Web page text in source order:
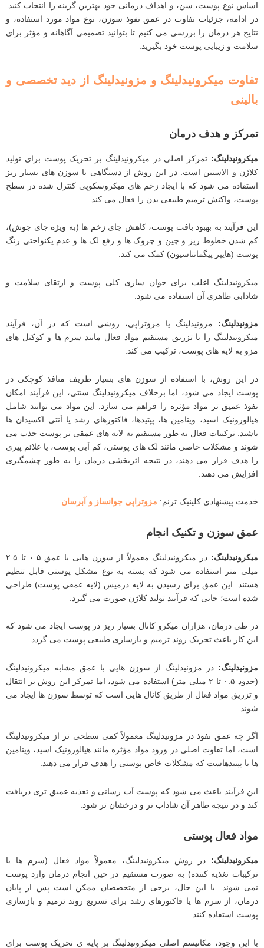
اساس نوع پوست، سن، و اهداف درمانی خود بهترین گزینه را انتخاب کنید.
در ادامه، جزئیات تفاوت در عمق نفوذ سوزن، نوع مواد مورد استفاده، و
نتایج هر درمان را بررسی می ‌کنیم تا بتوانید تصمیمی آگاهانه و مؤثر برای
سلامت و زیبایی پوست خود بگیرید.
تفاوت میکرونیدلینگ و مزونیدلینگ از دید تخصصی و
بالینی
تمرکز و هدف درمان
میکرونیدلینگ: تمرکز اصلی در میکرونیدلینگ بر تحریک پوست برای تولید
کلاژن و الاستین است. در این روش از دستگاهی با سوزن‌ های بسیار ریز
استفاده می ‌شود که با ایجاد زخم‌ های میکروسکوپی کنترل ‌شده در سطح
پوست، واکنش ترمیم طبیعی بدن را فعال می‌ کند.
این فرآیند به بهبود بافت پوست، کاهش جای زخم ‌ها (به‌ ویژه جای جوش)،
کم شدن خطوط ریز و چین ‌و چروک ‌ها و رفع لک ‌ها و عدم یکنواختی رنگ
پوست (هایپر پیگمانتاسیون) کمک می ‌کند.
میکرونیدلینگ اغلب برای جوان ‌سازی کلی پوست و ارتقای سلامت و
شادابی ظاهری آن استفاده می ‌شود.
مزونیدلینگ: مزونیدلینگ یا مزوتراپی، روشی است که در آن، فرآیند
میکرونیدلینگ را با تزریق مستقیم مواد فعال مانند سرم ‌ها و کوکتل‌ های
مزو به لایه ‌های پوست، ترکیب می کند.
در این روش، با استفاده از سوزن ‌های بسیار ظریف منافذ کوچکی در
پوست ایجاد می شود، اما برخلاف میکرونیدلینگ سنتی، این فرآیند امکان
نفوذ عمیق‌ تر مواد مؤثره را فراهم می ‌سازد. این مواد می ‌توانند شامل
هیالورونیک اسید، ویتامین ‌ها، پپتیدها، فاکتورهای رشد یا آنتی ‌اکسیدان‌ ها
باشند. ترکیبات فعال به‌ طور مستقیم به لایه‌ های عمقی ‌تر پوست جذب می
‌شوند و مشکلات خاصی مانند لک‌ های پوستی، کم ‌آبی پوست، یا علائم پیری
را هدف قرار می ‌دهند، در نتیجه اثربخشی درمان را به‌ طور چشمگیری
افزایش می ‌دهند.
خدمت پیشنهادی کلینیک ترنم: مزوتراپی جوانساز و آبرسان
عمق سوزن و تکنیک انجام
میکرونیدلینگ:
در میکرونیدلینگ معمولاً از سوزن ‌هایی با عمق ۰.۵ تا ۲.۵
میلی‌ متر استفاده می ‌شود که بسته به نوع مشکل پوستی قابل تنظیم
هستند. این عمق برای رسیدن به لایه درمیس (لایه عمقی پوست) طراحی
شده است؛ جایی که فرآیند تولید کلاژن صورت می ‌گیرد.
در طی درمان، هزاران میکرو کانال بسیار ریز در پوست ایجاد می ‌شود که
این کار باعث تحریک روند ترمیم و بازسازی طبیعی پوست می ‌گردد.
مزونیدلینگ: در مزونیدلینگ از سوزن ‌هایی با عمق مشابه میکرونیدلینگ
(حدود ۰.۵ تا ۲ میلی ‌متر) استفاده می ‌شود، اما تمرکز این روش بر انتقال
و تزریق مواد فعال از طریق کانال ‌هایی است که توسط سوزن ‌ها ایجاد می‌
شوند.
اگر چه عمق نفوذ در مزونیدلینگ معمولاً کمی سطحی ‌تر از میکرونیدلینگ
است، اما تفاوت اصلی در ورود مواد مؤثره مانند هیالورونیک اسید، ویتامین
‌ها یا پپتیدهاست که مشکلات خاص پوستی را هدف قرار می‌ دهند.
این فرآیند باعث می‌ شود که پوست آب رسانی و تغذیه عمیق ‌تری دریافت
کند و در نتیجه ظاهر آن شاداب ‌تر و درخشان ‌تر شود.
مواد فعال پوستی
میکرونیدلینگ: در روش میکرونیدلینگ، معمولاً مواد فعال (سرم ‌ها یا
ترکیبات تغذیه ‌کننده) به ‌صورت مستقیم در حین انجام درمان وارد پوست
نمی‌ شوند. با این ‌حال، برخی از متخصصان ممکن است پس از پایان
درمان، از سرم‌ ها یا فاکتورهای رشد برای تسریع روند ترمیم و بازسازی
پوست استفاده کنند.
با این وجود، مکانیسم اصلی میکرونیدلینگ بر پایه ‌ی تحریک پوست برای